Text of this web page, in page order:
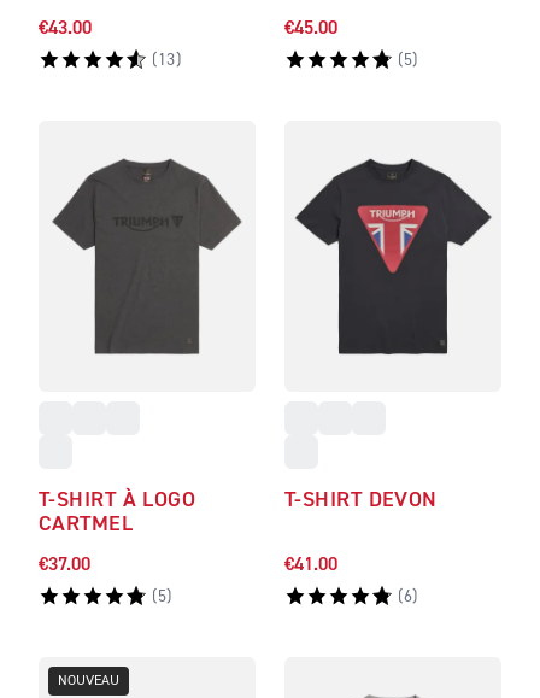
€43.00
( 13)
€45.00
( 5)
T-SHIRT À LOGO
CARTMEL
€37.00
( 5)
T-SHIRT DEVON
€41.00
(6)
NOUVEAU